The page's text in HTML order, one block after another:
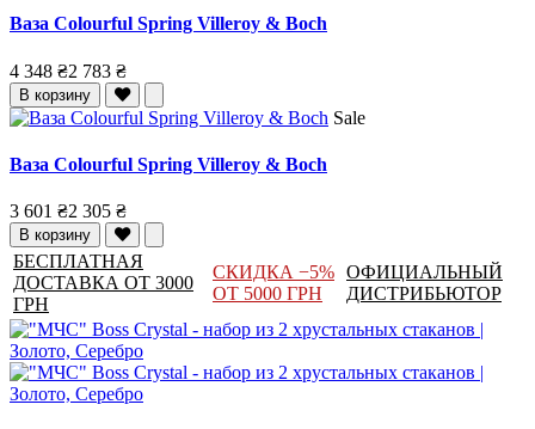
Ваза Colourful Spring Villeroy & Boch
4 348 ₴2 783 ₴
В корзину
Sale
Ваза Colourful Spring Villeroy & Boch
3 601 ₴2 305 ₴
В корзину
БЕСПЛАТНАЯ
ДОСТАВКА ОТ 3000
ГРН
СКИДКА −5%
ОТ 5000 ГРН
ОФИЦИАЛЬНЫЙ
ДИСТРИБЬЮТОР